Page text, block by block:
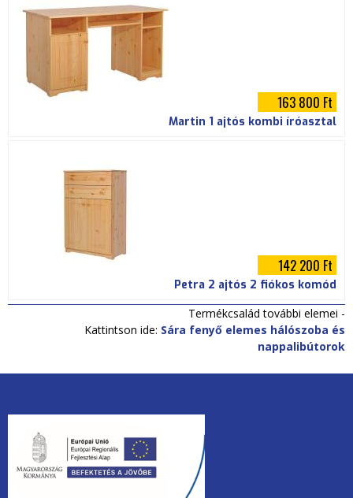
163 800 Ft
Martin 1 ajtós kombi íróasztal
142 200 Ft
Petra 2 ajtós 2 fiókos komód
Termékcsalád további elemei -
Kattintson ide: Sára fenyő elemes hálószoba és
nappalibútorok
unios2020.jpg